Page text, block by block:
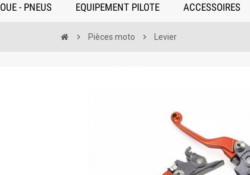
- PNEUS EQUIPEMENT PILOTE ACCESSOIRES
chevron_right Pièces moto chevron_right Levier